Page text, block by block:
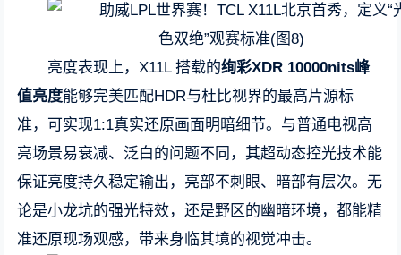
亮度表现上，X11L 搭载的绚彩XDR 10000nits峰
值亮度能够完美匹配HDR与杜比视界的最高片源标
准，可实现1:1真实还原画面明暗细节。与普通电视高
亮场景易衰减、泛白的问题不同，其超动态控光技术能
保证亮度持久稳定输出，亮部不刺眼、暗部有层次。无
论是小龙坑的强光特效，还是野区的幽暗环境，都能精
准还原现场观感，带来身临其境的视觉冲击。